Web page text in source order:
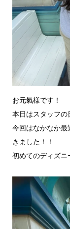
お元氣様です！
本日はスタッフ
今回はなかなか最
きました！！
初めてのディズ